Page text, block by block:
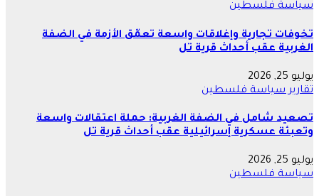
سياسةفلسطين
تخوفات تجارية وإغلاقات واسعة تعمّق الأزمة في الضفة
الغربية عقب أحداث قرية تل
يوليو 25, 2026
تقاريرسياسةفلسطين
تصعيد شامل في الضفة الغربية: حملة اعتقالات واسعة
وتعبئة عسكرية إسرائيلية عقب أحداث قرية تل
يوليو 25, 2026
سياسةفلسطين